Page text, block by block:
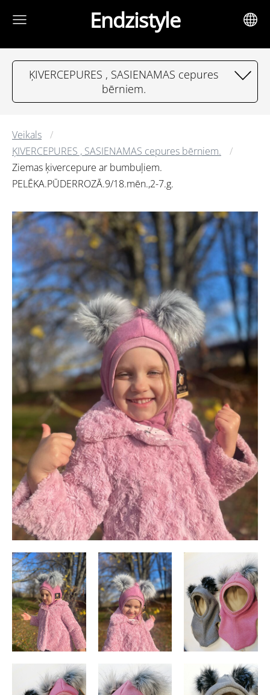
Endzistyle
ĶIVERCEPURES , SASIENAMAS cepures
bērniem.
Veikals
ĶIVERCEPURES , SASIENAMAS cepures bērniem.
Ziemas ķivercepure ar bumbuļiem.
PELĒKA.PŪDERROZĀ.9/18.mēn.,2-7.g.